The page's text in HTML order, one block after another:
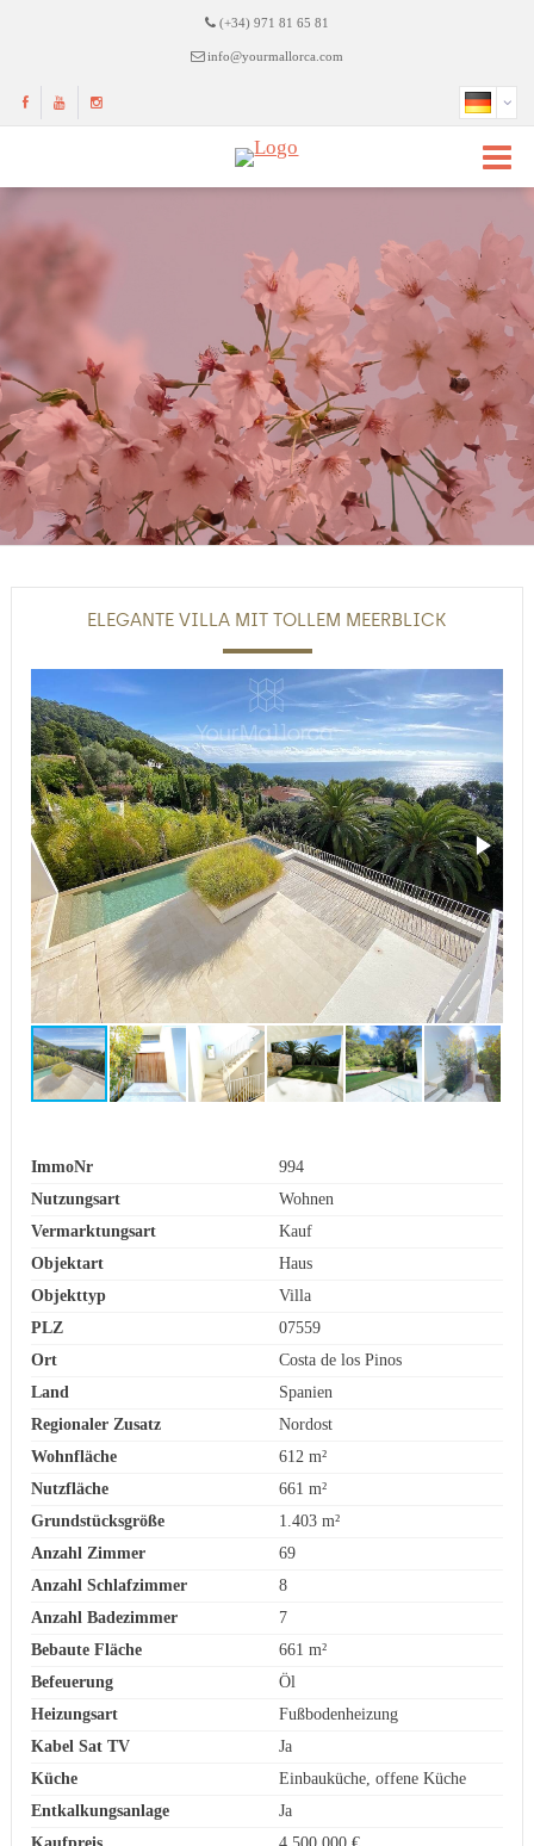
(+34) 971 81 65 81
info@yourmallorca.com
ELEGANTE VILLA MIT TOLLEM MEERBLICK
ImmoNr
994
Nutzungsart
Wohnen
Vermarktungsart
Kauf
Objektart
Haus
Objekttyp
Villa
PLZ
07559
Ort
Costa de los Pinos
Land
Spanien
Regionaler Zusatz
Nordost
Wohnfläche
612 m²
Nutzfläche
661 m²
Grundstücksgröße
1.403 m²
Anzahl Zimmer
69
Anzahl Schlafzimmer
8
Anzahl Badezimmer
7
Bebaute Fläche
661 m²
Befeuerung
Öl
Heizungsart
Fußbodenheizung
Kabel Sat TV
Ja
Küche
Einbauküche, offene Küche
Entkalkungsanlage
Ja